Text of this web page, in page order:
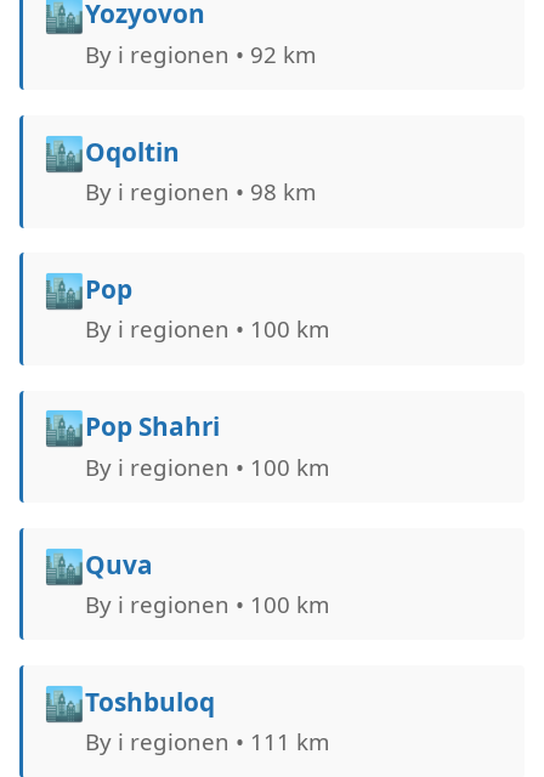
🏙️Yozyovon
By i regionen • 92 km
🏙️Oqoltin
By i regionen • 98 km
🏙️Pop
By i regionen • 100 km
🏙️Pop Shahri
By i regionen • 100 km
🏙️Quva
By i regionen • 100 km
🏙️Toshbuloq
By i regionen • 111 km